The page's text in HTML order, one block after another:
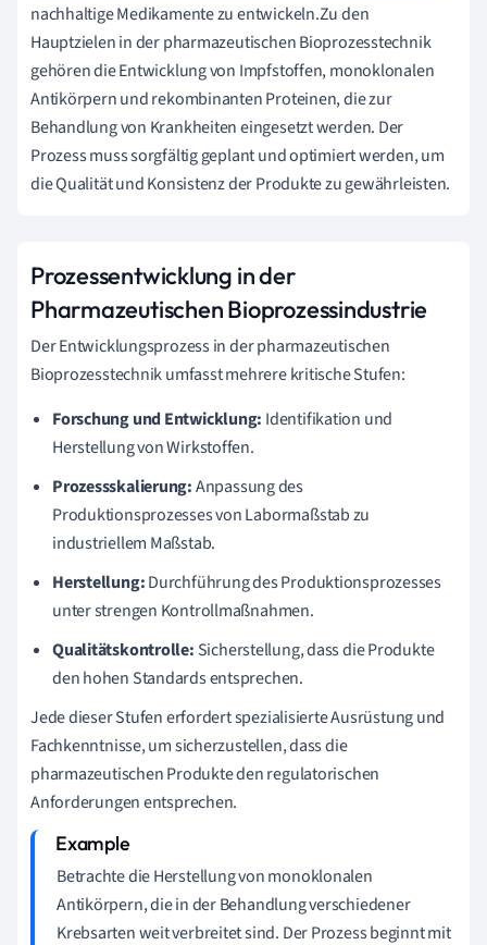
nachhaltige Medikamente zu entwickeln.Zu den
Hauptzielen in der pharmazeutischen Bioprozesstechnik
gehören die Entwicklung von Impfstoffen, monoklonalen
Antikörpern und rekombinanten Proteinen, die zur
Behandlung von Krankheiten eingesetzt werden. Der
Prozess muss sorgfältig geplant und optimiert werden, um
die Qualität und Konsistenz der Produkte zu gewährleisten.
Prozessentwicklung in der
Pharmazeutischen Bioprozessindustrie
Der Entwicklungsprozess in der pharmazeutischen
Bioprozesstechnik umfasst mehrere kritische Stufen:
Forschung und Entwicklung: Identifikation und
Herstellung von Wirkstoffen.
Prozessskalierung:Anpassung des
Produktionsprozesses von Labormaßstab zu
industriellem Maßstab.
Herstellung:Durchführung des Produktionsprozesses
unter strengen Kontrollmaßnahmen.
Qualitätskontrolle: Sicherstellung, dass die Produkte
den hohen Standards entsprechen.
Jede dieser Stufen erfordert spezialisierte Ausrüstung und
Fachkenntnisse, um sicherzustellen, dass die
pharmazeutischen Produkte den regulatorischen
Anforderungen entsprechen.
Betrachte die Herstellung von monoklonalen
Antikörpern, die in der Behandlung verschiedener
Krebsarten weit verbreitet sind. Der Prozess beginnt mit